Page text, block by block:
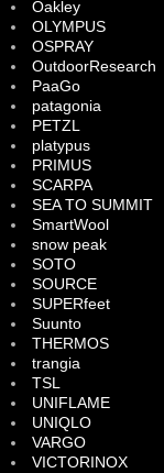
Oakley
OLYMPUS
OSPRAY
OutdoorResearch
PaaGo
patagonia
PETZL
platypus
PRIMUS
SCARPA
SEA TO SUMMIT
SmartWool
snow peak
SOTO
SOURCE
SUPERfeet
Suunto
THERMOS
trangia
TSL
UNIFLAME
UNIQLO
VARGO
VICTORINOX